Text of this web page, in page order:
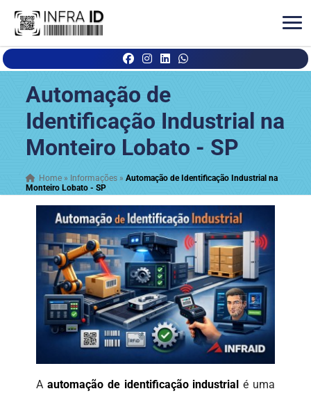
Automação de
Identificação Industrial na
Monteiro Lobato - SP
Home » Informações »Automação de Identificação Industrial na
Monteiro Lobato - SP
Aautomação de identificação industrial é uma